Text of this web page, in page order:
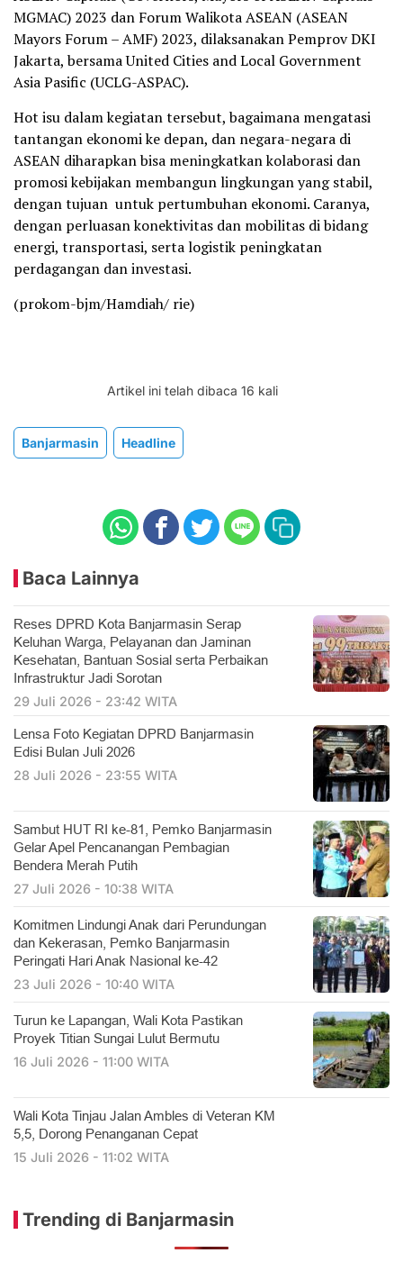
MGMAC) 2023 dan Forum Walikota ASEAN (ASEAN
Mayors Forum – AMF) 2023, dilaksanakan Pemprov DKI
Jakarta, bersama United Cities and Local Government
Asia Pasific (UCLG-ASPAC).
Hot isu dalam kegiatan tersebut, bagaimana mengatasi
tantangan ekonomi ke depan, dan negara-negara di
ASEAN diharapkan bisa meningkatkan kolaborasi dan
promosi kebijakan membangun lingkungan yang stabil,
dengan tujuan untuk pertumbuhan ekonomi. Caranya,
dengan perluasan konektivitas dan mobilitas di bidang
energi, transportasi, serta logistik peningkatan
perdagangan dan investasi.
(prokom-bjm/Hamdiah/ rie)
Artikel ini telah dibaca 16 kali
Banjarmasin Headline
Baca Lainnya
Reses DPRD Kota Banjarmasin Serap
Keluhan Warga, Pelayanan dan Jaminan
Kesehatan, Bantuan Sosial serta Perbaikan
Infrastruktur Jadi Sorotan
29 Juli 2026 - 23:42 WITA
Lensa Foto Kegiatan DPRD Banjarmasin
Edisi Bulan Juli 2026
28 Juli 2026 - 23:55 WITA
Sambut HUT RI ke-81, Pemko Banjarmasin
Gelar Apel Pencanangan Pembagian
Bendera Merah Putih
27 Juli 2026 - 10:38 WITA
Komitmen Lindungi Anak dari Perundungan
dan Kekerasan, Pemko Banjarmasin
Peringati Hari Anak Nasional ke-42
23 Juli 2026 - 10:40 WITA
Turun ke Lapangan, Wali Kota Pastikan
Proyek Titian Sungai Lulut Bermutu
16 Juli 2026 - 11:00 WITA
​Wali Kota Tinjau Jalan Ambles di Veteran KM
5,5, Dorong Penanganan Cepat
15 Juli 2026 - 11:02 WITA
Trending di Banjarmasin